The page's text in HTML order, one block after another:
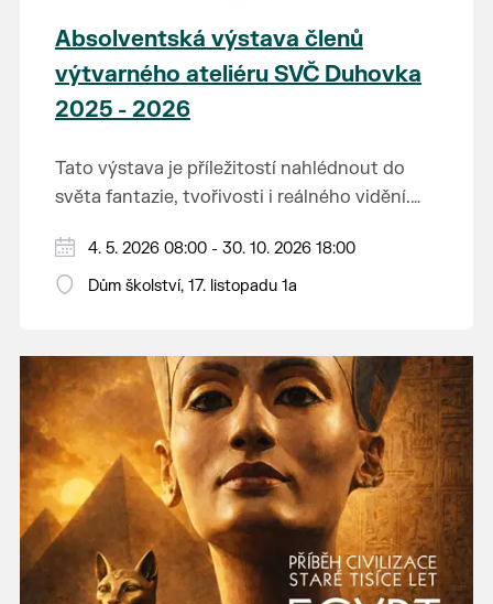
Absolventská výstava členů
výtvarného ateliéru SVČ Duhovka
2025 - 2026
Tato výstava je příležitostí nahlédnout do
světa fantazie, tvořivosti i reálného vidění.
vlastní příběh... o radosti, vidění, objevování
světa kolem.
Děkujeme mladým umělcům za jejich úsilí,
nápaditost, nadšení, rodičům za jejich
inspirují a překvapí svou upřímností.
4. 5. 2026 08:00 - 30. 10. 2026 18:00
Dům školství, 17. listopadu 1a